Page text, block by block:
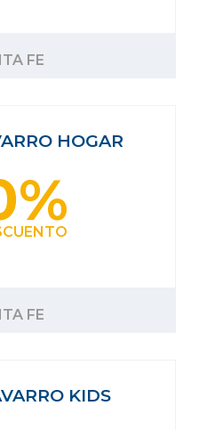
FE
HOGAR
FE
KIDS